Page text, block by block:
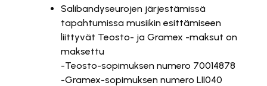
Salibandyseurojen järjestämissä
tapahtumissa musiikin esittämiseen
liittyvät Teosto- ja Gramex -maksut on
maksettu
-Teosto-sopimuksen numero 70014878
-Gramex-sopimuksen numero LII040